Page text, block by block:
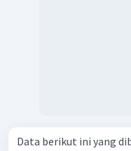
Data berikut ini yang